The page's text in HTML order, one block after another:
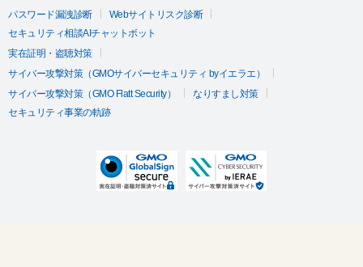
パスワード漏洩診断
Webサイトリスク診断
セキュリティ相談AIチャットボット
実在証明・盗聴対策
サイバー攻撃対策（GMOサイバーセキュリティ byイエラエ）
サイバー攻撃対策（GMO Flatt Security）
なりすまし対策
セキュリティ事業の軌跡